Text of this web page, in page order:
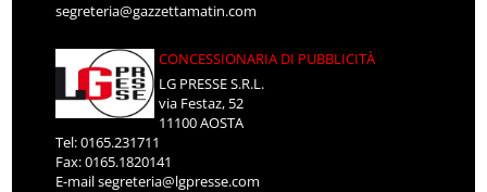
segreteria@gazzettamatin.com
CONCESSIONARIA DI PUBBLICITÀ
LG PRESSE S.R.L.
via Festaz, 52
11100 AOSTA
Tel: 0165.231711
Fax: 0165.1820141
E-mailsegreteria@lgpresse.com